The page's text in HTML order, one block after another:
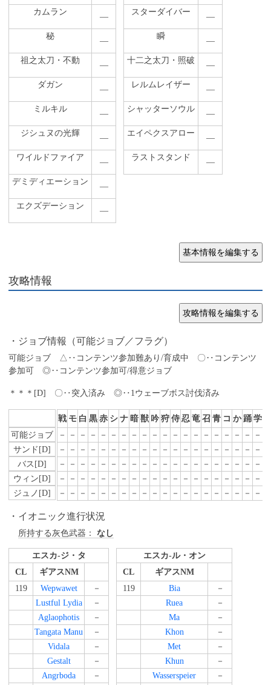
カムラン
―
秘
―
祖之太刀・不動
―
ダガン
―
ミルキル
―
ジシュヌの光輝
―
ワイルドファイア
―
デミディエーション
―
エクズデーション
―
スターダイバー
―
瞬
―
十二之太刀・照破
―
レルムレイザー
―
シャッターソウル
―
エイペクスアロー
―
ラストスタンド
―
攻略情報
ジョブ情報（可能ジョブ／フラグ）
可能ジョブ △‥コンテンツ参加難あり/育成中 〇‥コンテンツ
参加可 ◎‥コンテンツ参加可/得意ジョブ
＊＊＊[D] 〇‥突入済み ◎‥1ウェーブボス討伐済み
戦 モ 白 黒 赤 シ ナ 暗 獣 吟 狩 侍 忍 竜 召 青 コ か 踊 学
可能ジョブ
－ － － － － － － － － － － － － － － － － － － －
サンド[D]
－ － － － － － － － － － － － － － － － － － － －
バス[D]
－ － － － － － － － － － － － － － － － － － － －
ウィン[D]
－ － － － － － － － － － － － － － － － － － － －
ジュノ[D]
－ － － － － － － － － － － － － － － － － － － －
イオニック進行状況
所持する灰色武器： なし
エスカ-ジ・タ
CL
ギアスNM
119
Wepwawet
－
Lustful Lydia
－
Aglaophotis
－
Tangata Manu
－
Vidala
－
Gestalt
－
Angrboda
－
エスカ-ル・オン
CL
ギアスNM
119
Bia
－
Ruea
－
Ma
－
Khon
－
Met
－
Khun
－
Wasserspeier
－